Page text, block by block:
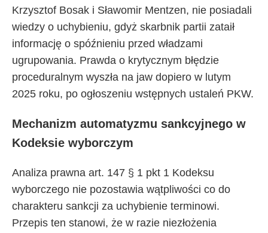
Krzysztof Bosak i Sławomir Mentzen, nie posiadali
wiedzy o uchybieniu, gdyż skarbnik partii zataił
informację o spóźnieniu przed władzami
ugrupowania. Prawda o krytycznym błędzie
proceduralnym wyszła na jaw dopiero w lutym
2025 roku, po ogłoszeniu wstępnych ustaleń PKW.
Mechanizm automatyzmu sankcyjnego w
Kodeksie wyborczym
Analiza prawna art. 147 § 1 pkt 1 Kodeksu
wyborczego nie pozostawia wątpliwości co do
charakteru sankcji za uchybienie terminowi.
Przepis ten stanowi, że w razie niezłożenia